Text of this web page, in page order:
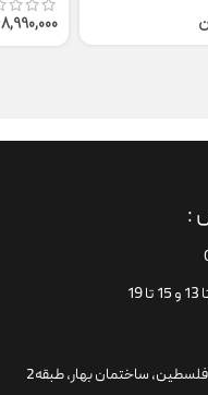
8,990,000
:
ساختمان بهار، طبقه2